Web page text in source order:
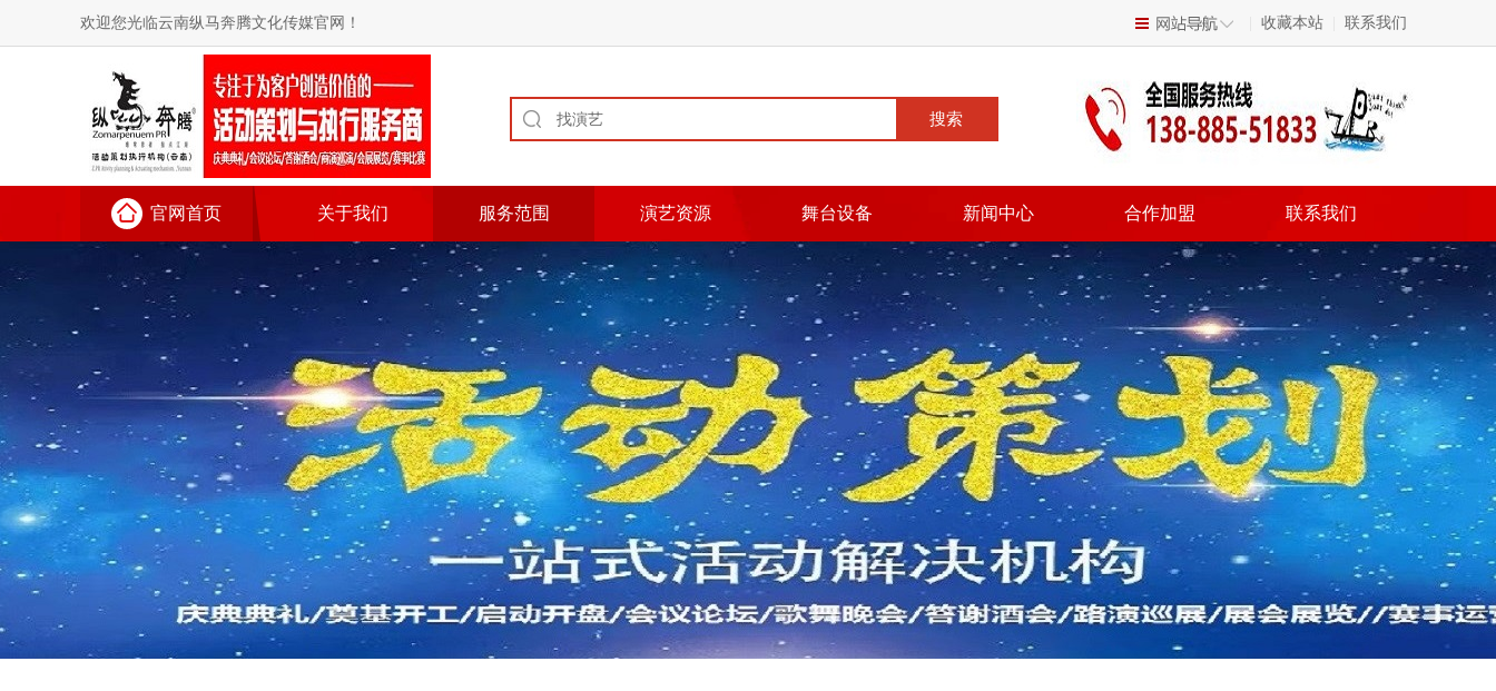
收藏本站 联系我们
欢迎您光临云南纵马奔腾文化传媒官网！
官网首页 关于我们 服务范围 演艺资源 舞台设备 新闻中心 合作加盟 联系我们